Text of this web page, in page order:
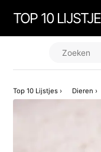
TOP 10
Top 10 Lijstjes › Dieren ›